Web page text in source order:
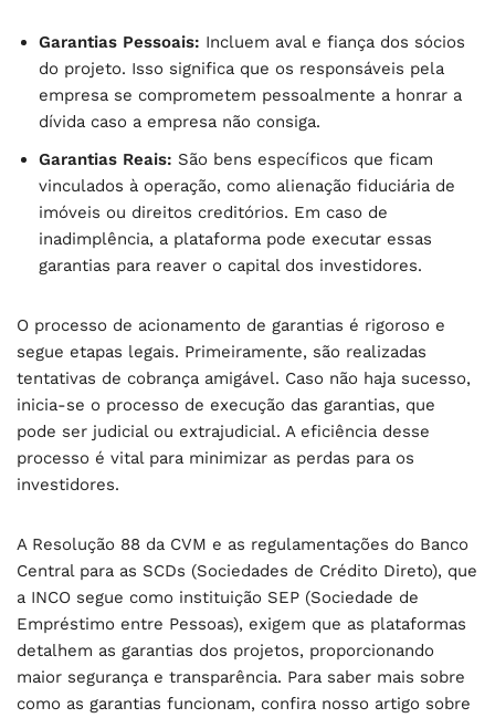
Garantias Pessoais: Incluem aval e fiança dos sócios
do projeto. Isso significa que os responsáveis pela
empresa se comprometem pessoalmente a honrar a
dívida caso a empresa não consiga.
Garantias Reais: São bens específicos que ficam
vinculados à operação, como alienação fiduciária de
imóveis ou direitos creditórios. Em caso de
inadimplência, a plataforma pode executar essas
garantias para reaver o capital dos investidores.
O processo de acionamento de garantias é rigoroso e
segue etapas legais. Primeiramente, são realizadas
tentativas de cobrança amigável. Caso não haja sucesso,
inicia-se o processo de execução das garantias, que
pode ser judicial ou extrajudicial. A eficiência desse
processo é vital para minimizar as perdas para os
investidores.
A Resolução 88 da CVM e as regulamentações do Banco
Central para as SCDs (Sociedades de Crédito Direto), que
a INCO segue como instituição SEP (Sociedade de
Empréstimo entre Pessoas), exigem que as plataformas
detalhem as garantias dos projetos, proporcionando
maior segurança e transparência. Para saber mais sobre
como as garantias funcionam, confira nosso artigo sobre